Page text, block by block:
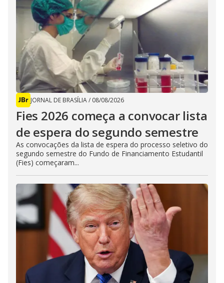
JORNAL DE BRASÍLIA/ 08/08/2026
Fies 2026 começa a convocar lista
de espera do segundo semestre
As convocações da lista de espera do processo seletivo do
segundo semestre do Fundo de Financiamento Estudantil
(Fies) começaram...